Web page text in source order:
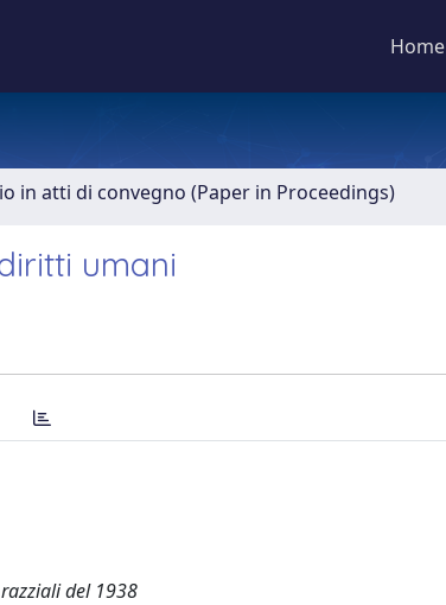
Home
in atti di convegno (Paper in Proceedings)
umani
del 1938